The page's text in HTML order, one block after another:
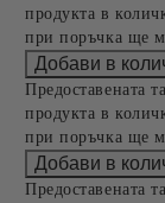
продукта в
при поръчка ще
Предоставената
продукта в
при поръчка ще
Предоставената